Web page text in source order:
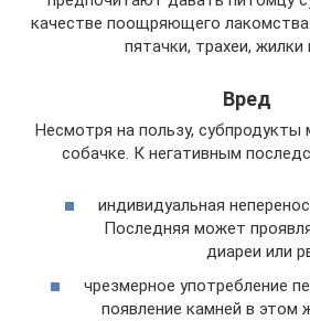
качестве поощряющего
пятачки, трахеи, жилки
Вред
Несмотря на пользу, субпродукты
собачке. К негативным
индивидуальная
Последняя может
диареи или
чрезмерное употребление
появление камней в этом